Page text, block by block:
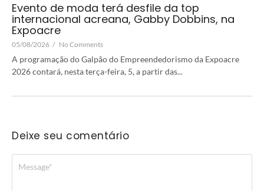
Evento de moda terá desfile da top
internacional acreana, Gabby Dobbins, na
Expoacre
05/08/2026 / No Comments
A programação do Galpão do Empreendedorismo da Expoacre
2026 contará, nesta terça-feira, 5, a partir das...
Deixe seu comentário